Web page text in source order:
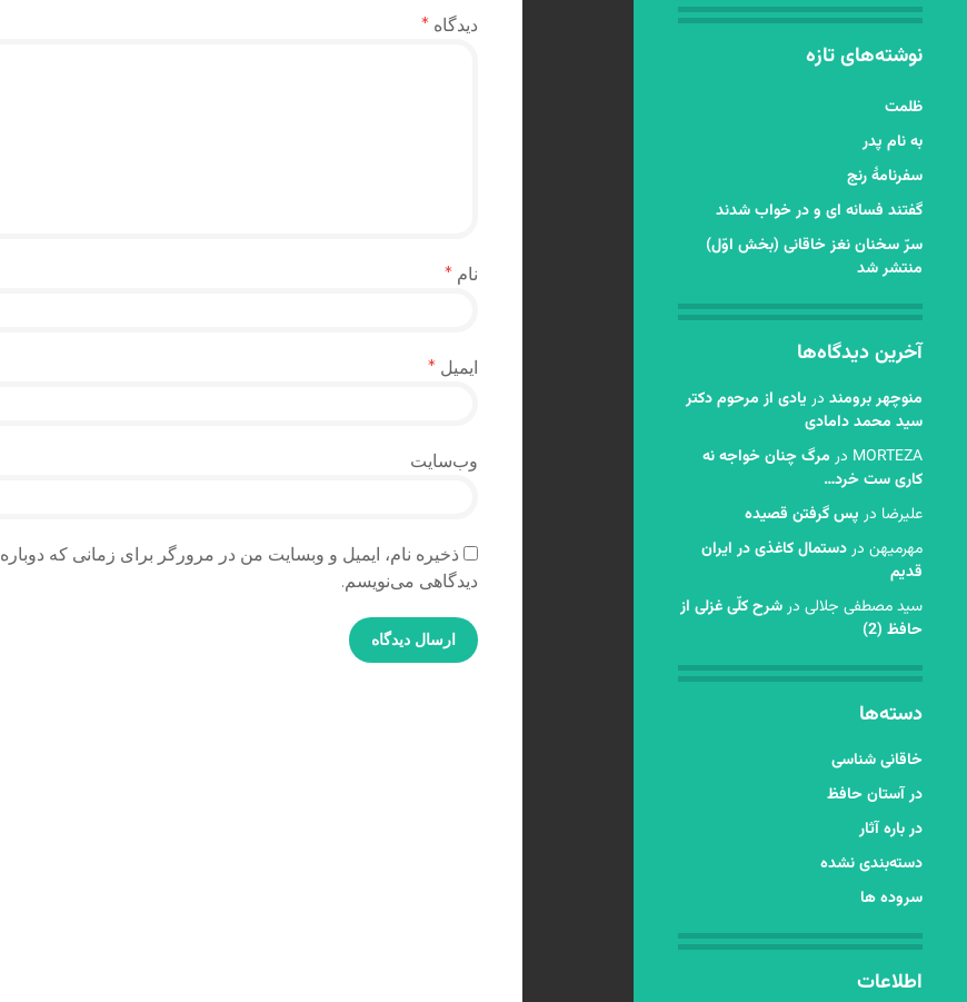
نوشته‌های تازه
ظلمت
به نام پدر
سفرنامۀ رنج
گفتند فسانه ای و در خواب شدند
سرّ سخنان نغز خاقانی (بخش اوّل)
منتشر شد
آخرین دیدگاه‌ها
منوچهر برومند در یادی از مرحوم دکتر
سید محمد دامادی
MORTEZA در مرگ چنان خواجه نه
کاری ست خرد…
عليرضا در پس گرفتن قصیده
مهرمیهن دردستمال کاغذی در ایران
قدیم
سید مصطفی جلالی درشرح کلّی غزلی از
حافظ (2)
دسته‌ها
خاقانی شناسی
در آستان حافظ
در باره آثار
دسته‌بندی نشده
سروده ها
اطلاعات
دیدگاه *
نام *
ایمیل *
وب‌سایت
ذخیره نام، ایمیل و وبسایت من در مرورگر برای زمانی که دوباره
دیدگاهی می‌نویسم.